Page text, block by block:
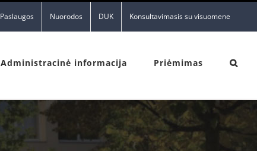
Paslaugos Nuorodos DUK Konsultavimasis su visuomene
Administracinė informacija Priėmimas